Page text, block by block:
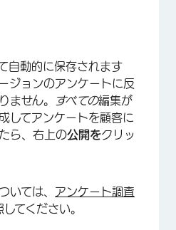
自動的に保存されます
ジョンのアンケートに反
ません。
すべての編集が
してアンケートを顧客に
ら、右上の公開をクリッ
いては、 アンケート調査
してください。